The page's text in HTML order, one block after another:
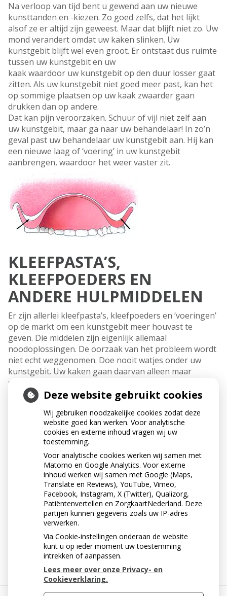
Na verloop van tijd bent u gewend aan uw nieuwe
kunsttanden en -kiezen. Zo goed zelfs, dat het lijkt
alsof ze er altijd zijn geweest. Maar dat blijft niet zo. Uw
mond verandert omdat uw kaken slinken. Uw
kunstgebit blijft wel even groot. Er ontstaat dus ruimte
tussen uw kunstgebit en uw
kaak waardoor uw kunstgebit op den duur losser gaat
zitten. Als uw kunstgebit niet goed meer past, kan het
op sommige plaatsen op uw kaak zwaarder gaan
drukken dan op andere.
Dat kan pijn veroorzaken. Schuur of vijl niet zelf aan
uw kunstgebit, maar ga naar uw behandelaar! In zo’n
geval past uw behandelaar uw kunstgebit aan. Hij kan
een nieuwe laag of ‘voering’ in uw kunstgebit
aanbrengen, waardoor het weer vaster zit.
KLEEFPASTA’S,
KLEEFPOEDERS EN
ANDERE HULPMIDDELEN
Er zijn allerlei kleefpasta’s, kleefpoeders en ‘voeringen’
op de markt om een kunstgebit meer houvast te
geven. Die middelen zijn eigenlijk allemaal
noodoplossingen. De oorzaak van het probleem wordt
niet echt weggenomen. Doe nooit watjes onder uw
kunstgebit. Uw kaken gaan daarvan alleen maar
sneller slinken. Gaat uw kunstgebit loszitten? Ga dan
naar uw behandelaar. Hij ziet meestal direct wat er aan
de hand is en kan u het beste advies geven.
« Terug naar het overzicht
Deze website gebruikt cookies
Wij gebruiken noodzakelijke cookies zodat deze
website goed kan werken. Voor analytische
cookies en externe inhoud vragen wij uw
toestemming.
Voor analytische cookies werken wij samen met
Matomo en Google Analytics. Voor externe
inhoud werken wij samen met Google (Maps,
Translate en Reviews), YouTube, Vimeo,
Facebook, Instagram, X (Twitter), Qualizorg,
Patiëntenvertellen en ZorgkaartNederland. Deze
partijen kunnen gegevens zoals uw IP-adres
verwerken.
Via Cookie-instellingen onderaan de website
kunt u op ieder moment uw toestemming
intrekken of aanpassen.
Lees meer over onze Privacy- en
Cookieverklaring.